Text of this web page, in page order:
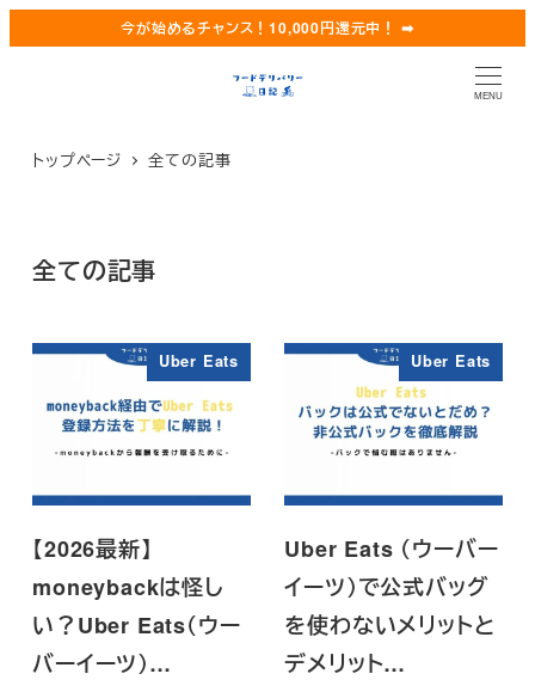
今が始めるチャンス！10,000円還元中！ ➡︎
MENU
トップページ 全ての記事
全ての記事
Uber Eats
【2026最新】
moneybackは怪し
い？Uber Eats（ウー
バーイーツ）…
Uber Eats
Uber Eats （ウーバー
イーツ）で公式バッグ
を使わないメリットと
デメリット…